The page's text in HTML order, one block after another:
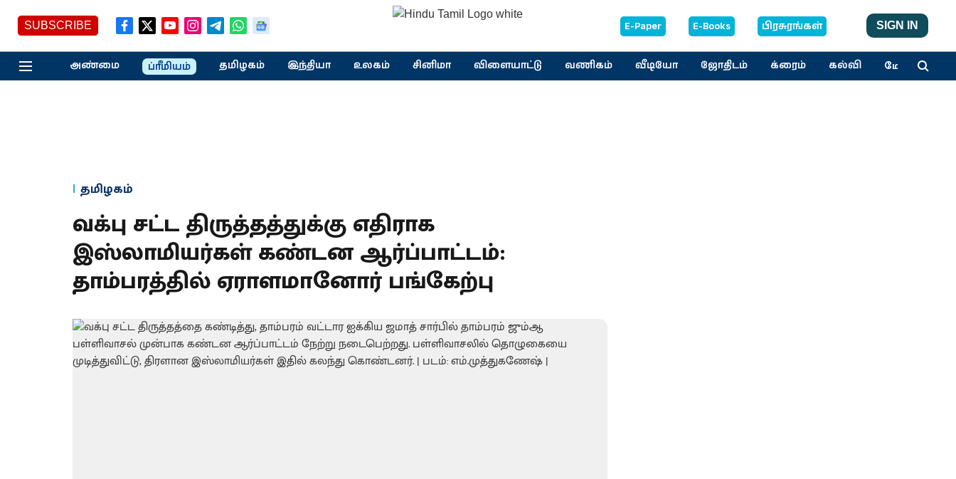
SUBSCRIBE E-Paper E-Books பிரசுரங்கள் SIGN IN
அண்மை ப்ரீமியம் தமிழகம் இந்தியா உலகம் சினிமா விளையாட்டு வணிகம் வீடியோ ஜோதிடம் க்ரைம் கல்வி மேலும்
தமிழகம்
வக்பு சட்ட திருத்தத்துக்கு எதிராக
இஸ்லாமியர்கள் கண்டன ஆர்ப்பாட்டம்:
தாம்பரத்தில் ஏராளமானோர் பங்கேற்பு